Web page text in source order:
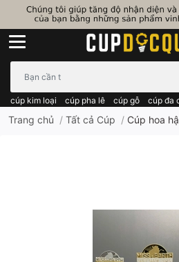
cúp kim loại cúp pha lê cúp gỗ cúp đa
Trang chủ / Tất cả Cúp / Cúp hoa